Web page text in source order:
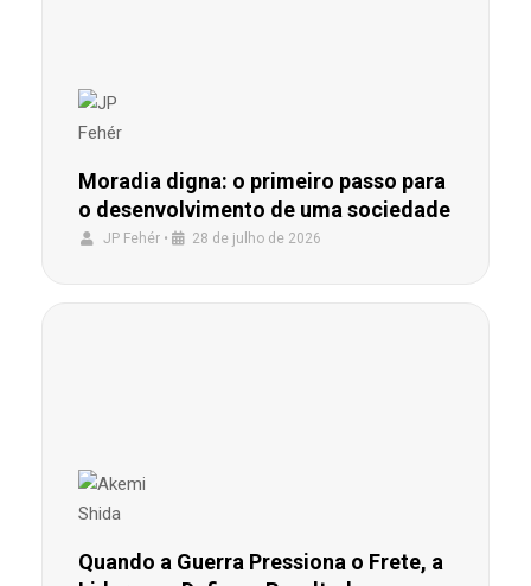
Moradia digna: o primeiro passo para
o desenvolvimento de uma sociedade
JP Fehér • 28 de julho de 2026
Quando a Guerra Pressiona o Frete, a